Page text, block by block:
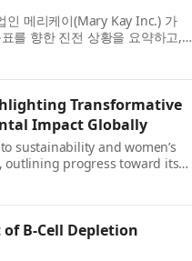
인 메리케이(Mary Kay Inc.) 가
를 향한 진전 상황을 요약하고,
...
Transformative
Impact Globally
sustainability and women’s
outlining progress toward its
cont...
B-Cell Depletion